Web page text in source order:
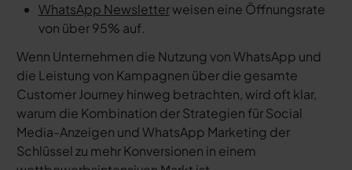
WhatsApp Newsletterweisen eine Öffnungsrate
von über 95% auf.
Wenn Unternehmen die Nutzung von WhatsApp und
die Leistung von Kampagnen über die gesamte
Customer Journey hinweg betrachten, wird oft klar,
warum die Kombination der Strategien für Social
Media-Anzeigen und WhatsApp Marketing der
Schlüssel zu mehr Konversionen in einem